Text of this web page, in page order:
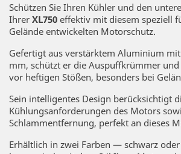
Schützen Sie Ihren Kühler und den
Ihrer XL750 effektiv mit diesem speziell
Gelände entwickelten Motorschutz.
Gefertigt aus verstärktem Aluminium
mm, schützt er die Auspuffkrümmer
vor heftigen Stößen, besonders bei
Sein intelligentes Design berücksichtigt
Kühlungsanforderungen des Motors
Schlammentfernung, perfekt an dieses
Erhältlich in zwei Farben — schwarz